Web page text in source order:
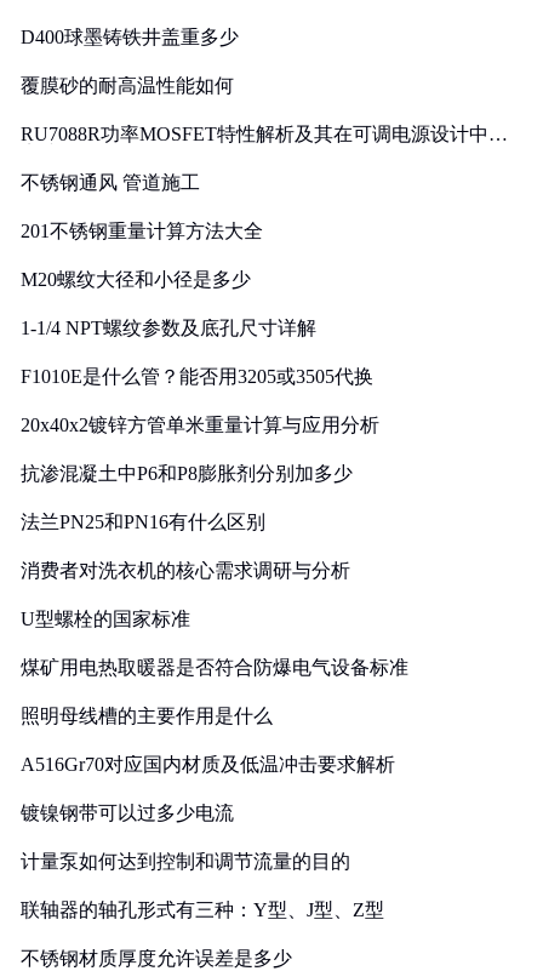
D400球墨铸铁井盖重多少
覆膜砂的耐高温性能如何
RU7088R功率MOSFET特性解析及其在可调电源设计中的
不锈钢通风 管道施工
201不锈钢重量计算方法大全
M20螺纹大径和小径是多少
1-1/4 NPT螺纹参数及底孔尺寸详解
F1010E是什么管？能否用3205或3505代换
20x40x2镀锌方管单米重量计算与应用分析
抗渗混凝土中P6和P8膨胀剂分别加多少
法兰PN25和PN16有什么区别
消费者对洗衣机的核心需求调研与分析
U型螺栓的国家标准
煤矿用电热取暖器是否符合防爆电气设备标准
照明母线槽的主要作用是什么
A516Gr70对应国内材质及低温冲击要求解析
镀镍钢带可以过多少电流
计量泵如何达到控制和调节流量的目的
联轴器的轴孔形式有三种：Y型、J型、Z型
不锈钢材质厚度允许误差是多少